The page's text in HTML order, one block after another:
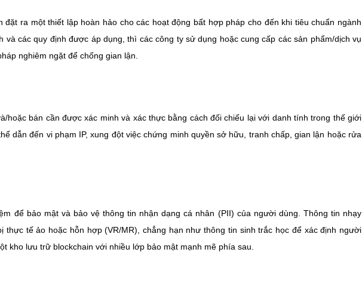
đặt ra một thiết lập hoàn hảo cho các hoạt động bất hợp pháp cho đến khi tiêu chuẩn ngành
và các quy định được áp dụng, thì các công ty sử dụng hoặc cung cấp các sản phẩm/dịch vụ
nghiêm ngặt để chống gian lận.
hoặc bán cần được xác minh và xác thực bằng cách đối chiếu lại với danh tính trong thế giới
dẫn đến vi phạm IP, xung đột việc chứng minh quyền sở hữu, tranh chấp, gian lận hoặc rửa
để bảo mật và bảo vệ thông tin nhận dạng cá nhân (PII) của người dùng. Thông tin nhạy
thực tế ảo hoặc hỗn hợp (VR/MR), chẳng hạn như thông tin sinh trắc học để xác định người
kho lưu trữ blockchain với nhiều lớp bảo mật mạnh mẽ phía sau.